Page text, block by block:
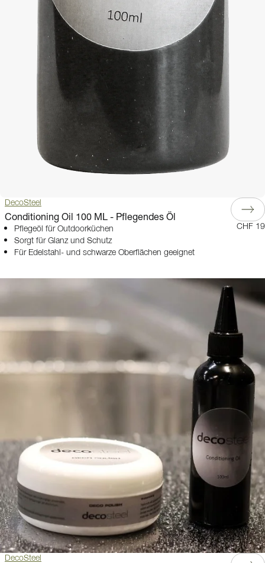
DecoSteel
Conditioning Oil 100 ML - Pflegendes Öl
Pflegeöl für Outdoorküchen
Sorgt für Glanz und Schutz
Für Edelstahl- und schwarze Oberflächen geeignet
CHF 19
DecoSteel